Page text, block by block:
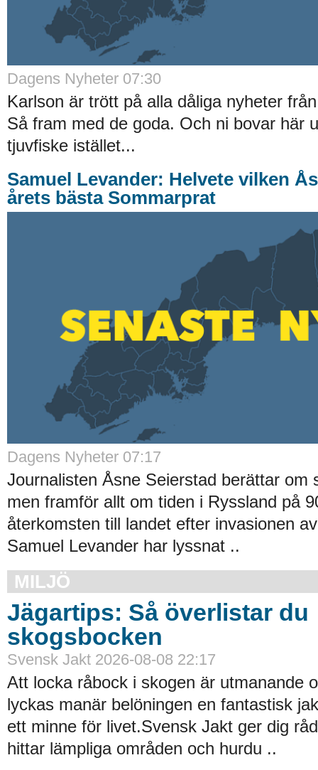
Dagens Nyheter 07:30
Karlson är trött på alla dåliga nyheter
Så fram med de goda. Och ni bovar här
tjuvfiske istället...
Samuel Levander: Helvete vilken
årets bästa Sommarprat
Dagens Nyheter 07:17
Journalisten Åsne Seierstad berättar om
men framför allt om tiden i Ryssland på
återkomsten till landet efter invasionen
Samuel Levander har lyssnat ..
MILJÖ
Jägartips: Så överlistar du
skogsbocken
Svensk Jakt 2026-08-08 22:17
Att locka råbock i skogen är utmanande
lyckas manär belöningen en fantastisk
ett minne för livet.Svensk Jakt ger dig
hittar lämpliga områden och hurdu ..